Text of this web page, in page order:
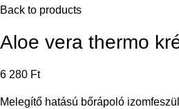
Back to products
Aloe vera thermo
6 280 Ft
Melegítő hatású bőrápoló